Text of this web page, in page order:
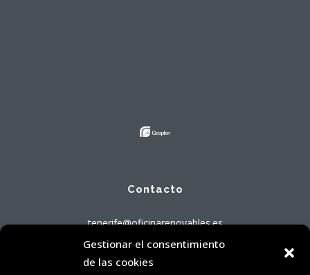
Gestionar el consentimiento
de las cookies
Horario de Atención de 8:00 a 14:00 horas